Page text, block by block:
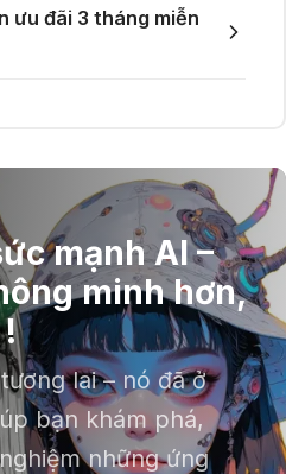
phí DeepSeek V4 Pro
Opus 4.8 trên Merlin AI
- Ứng dụng tóm tắt hàng
liệu
- Biến văn bản thành
ưu đãi 3 tháng miễn
mạnh AI –
minh hơn,
lai – nó đã ở
bạn khám phá,
những ứng